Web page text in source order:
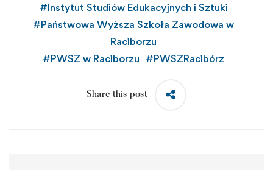
#Instytut Studiów Edukacyjnych i Sztuki
#Państwowa Wyższa Szkoła Zawodowa w
Raciborzu
#PWSZ w Raciborzu #PWSZRacibórz
Share this post